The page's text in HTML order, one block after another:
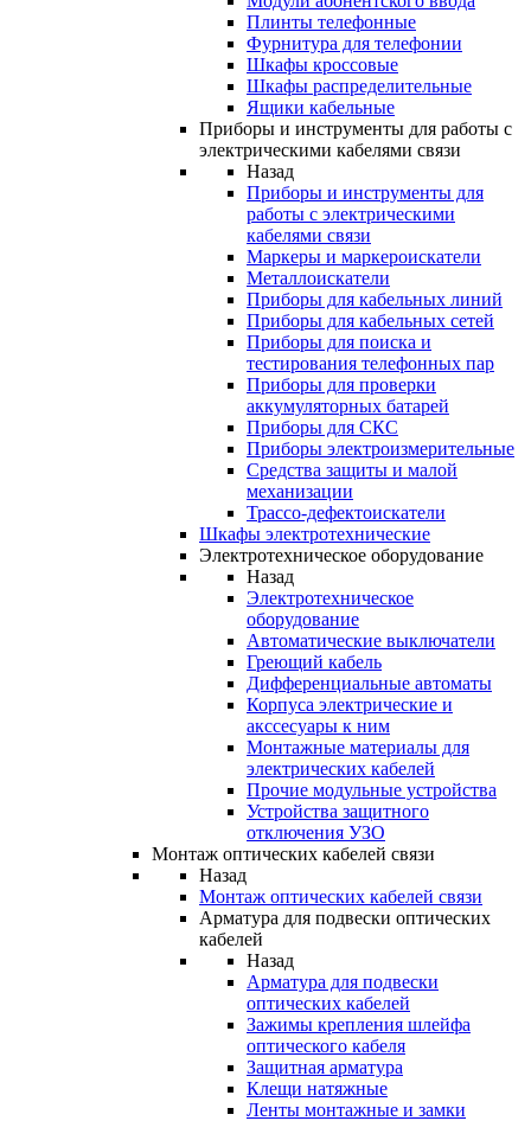
Плинты телефонные
Фурнитура для телефонии
Шкафы кроссовые
Шкафы распределительные
Ящики кабельные
Приборы и инструменты для работы с
электрическими кабелями связи
Назад
Приборы и инструменты для
работы с электрическими
кабелями связи
Маркеры и маркероискатели
Металлоискатели
Приборы для кабельных линий
Приборы для кабельных сетей
Приборы для поиска и
тестирования телефонных пар
Приборы для проверки
аккумуляторных батарей
Приборы для СКС
Приборы электроизмерительные
Средства защиты и малой
механизации
Трассо-дефектоискатели
Шкафы электротехнические
Электротехническое оборудование
Назад
Электротехническое
оборудование
Автоматические выключатели
Греющий кабель
Дифференциальные автоматы
Корпуса электрические и
акссесуары к ним
Монтажные материалы для
электрических кабелей
Прочие модульные устройства
Устройства защитного
отключения УЗО
Монтаж оптических кабелей связи
Назад
Монтаж оптических кабелей связи
Арматура для подвески оптических
кабелей
Назад
Арматура для подвески
оптических кабелей
Зажимы крепления шлейфа
оптического кабеля
Защитная арматура
Клещи натяжные
Ленты монтажные и замки